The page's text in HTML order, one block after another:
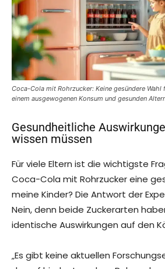
Coca-Cola mit Rohrzucker: Keine gesündere Wahl
einem ausgewogenen Konsum und gesunden
Gesundheitliche
wissen müssen
Für viele Eltern ist die wichtigste
Coca-Cola mit Rohrzucker eine
meine Kinder? Die Antwort der
Nein, denn beide Zuckerarten
identische Auswirkungen auf den
„Es gibt keine aktuellen